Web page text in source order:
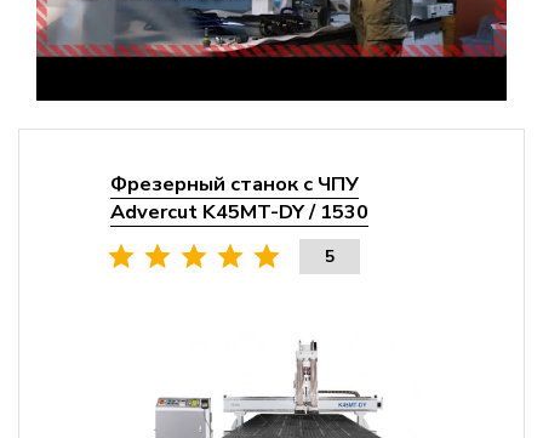
Фрезерный станок с ЧПУ
Advercut K45MT-DY / 1530
5